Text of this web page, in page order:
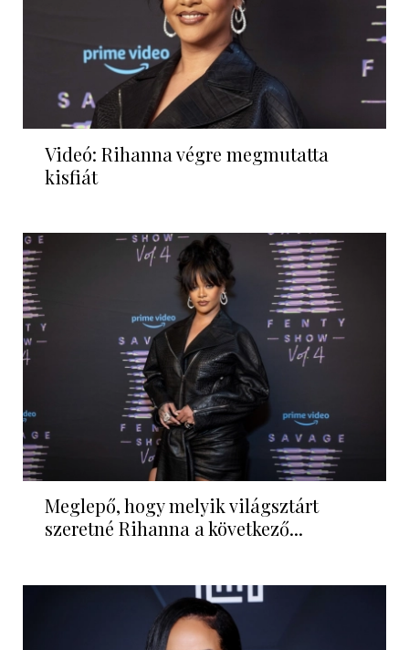
Videó: Rihanna végre megmutatta
kisfiát
Meglepő, hogy melyik világsztárt
szeretné Rihanna a következő...